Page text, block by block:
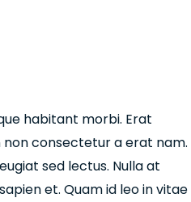
habitant morbi. Erat
consectetur a erat nam.
sed lectus. Nulla at
et. Quam id leo in vitae